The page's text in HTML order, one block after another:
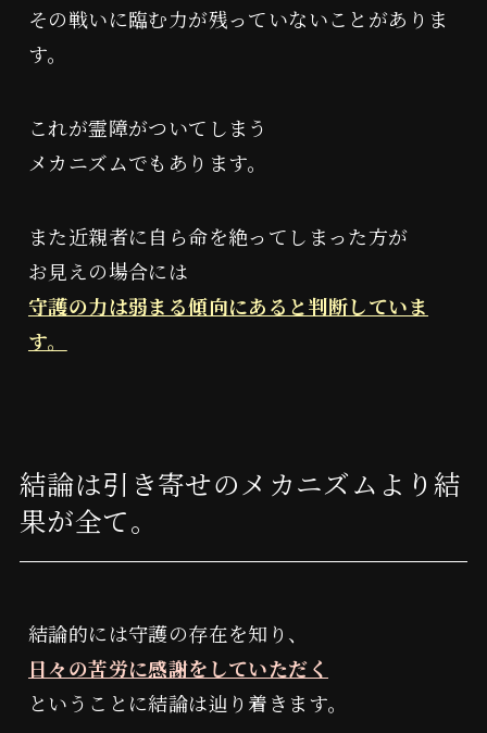
その戦いに臨む力が残っていないことがありま
す。
これが霊障がついてしまう
メカニズムでもあります。
また近親者に自ら命を絶ってしまった方が
お見えの場合には
守護の力は弱まる傾向にあると判断していま
す。
結論は引き寄せのメカニズムより結
果が全て。
結論的には守護の存在を知り、
日々の苦労に感謝をしていただく
ということに結論は辿り着きます。